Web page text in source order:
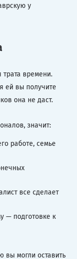
у
времени.
ей вы получите
она не даст.
значит:
работе, семье
все сделает
— подготовке к
вы могли оставить